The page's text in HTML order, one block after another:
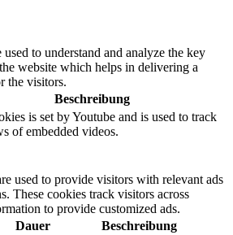
to understand and analyze the key
website which helps in delivering a
the visitors.
Beschreibung
is set by Youtube and is used to track
of embedded videos.
used to provide visitors with relevant ads
These cookies track visitors across
to provide customized ads.
Dauer Beschreibung